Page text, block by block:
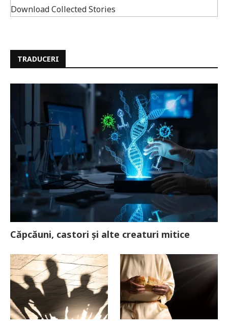
Download Collected Stories
TRADUCERI
Căpcăuni, castori și alte creaturi mitice